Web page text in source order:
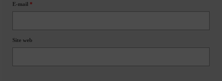
E-mail *
Site web